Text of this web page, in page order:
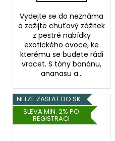
Vydejte se do neznáma
a zažijte chuťový zážitek
z pestré nabídky
exotického ovoce, ke
kterému se budete rádi
vracet. S tóny banánu,
ananasu a...
NELZE ZASLAT DO SK
SLEVA MIN. 2% PO
REGISTRACI